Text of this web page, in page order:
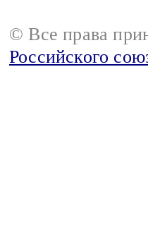
© Все права
Российского